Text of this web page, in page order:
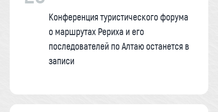
Конференция туристического форума
о маршрутах Рериха и его
последователей по Алтаю останется в
записи